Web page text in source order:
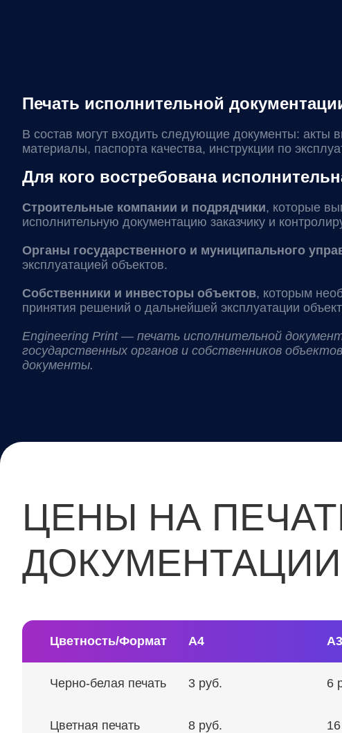
Печать исполнительной
В состав могут входить следующие документы: акты
материалы, паспорта качества, инструкции по
Для кого востребована
Строительные компании и подрядчики, которые
исполнительную документацию заказчику и
Органы государственного и муниципального
эксплуатацией объектов.
Собственники и инвесторы объектов, которым
принятия решений о дальнейшей эксплуатации
Engineering Print — печать исполнительной
государственных органов и собственников
документы.
ЦЕНЫ НА
ДОКУМЕНТАЦИИ
Цветность/Формат А4 А3
Черно-белая печать 3 руб. 6
Цветная печать 8 руб.